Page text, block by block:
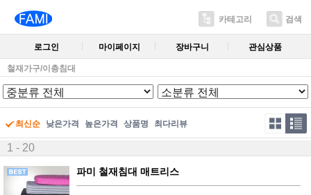
카테고리 검색
로그인 마이페이지 장바구니 관심상품
철재가구/이층침대
최신순 낮은가격 높은가격 상품명 최다리뷰
1 - 20
파미 철재침대 매트리스